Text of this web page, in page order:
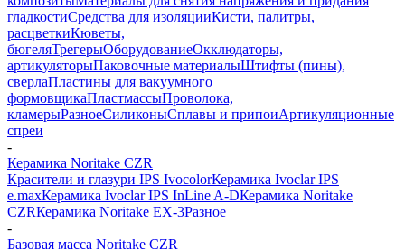
гладкостиСредства для изоляцииКисти, палитры,
расцветкиКюветы,
бюгеляТрегерыОборудованиеОкклюдаторы,
артикуляторыПаковочные материалыШтифты (пины),
сверлаПластины для вакуумного
формовщикаПластмассыПроволока,
кламерыРазноеСиликоныСплавы и припоиАртикуляционные
спреи
-
Керамика Noritake CZR
Красители и глазури IPS IvocolorКерамика Ivoclar IPS
e.maxКерамика Ivoclar IPS InLine A-DКерамика Noritake
CZRКерамика Noritake EX-3Разное
-
Базовая масса Noritake CZR